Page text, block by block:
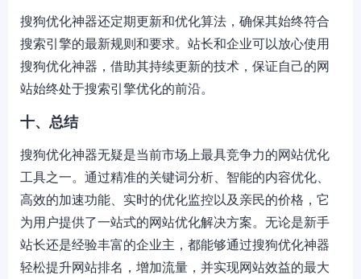
搜狗优化神器还定期更新和优化算法，确保其始终符合
搜索引擎的最新规则和要求。站长和企业可以放心使用
搜狗优化神器，借助其持续更新的技术，保证自己的网
站始终处于搜索引擎优化的前沿。
十、总结
搜狗优化神器无疑是当前市场上最具竞争力的网站优化
工具之一。通过精准的关键词分析、智能的内容优化、
高效的加速功能、实时的优化监控以及亲民的价格，它
为用户提供了一站式的网站优化解决方案。无论是新手
站长还是经验丰富的企业主，都能够通过搜狗优化神器
轻松提升网站排名，增加流量，并实现网站效益的最大